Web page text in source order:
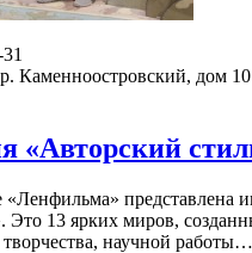
Каменноостровский, дом 10
«Авторский
представлена
Это 13 ярких миров,
научной работы…